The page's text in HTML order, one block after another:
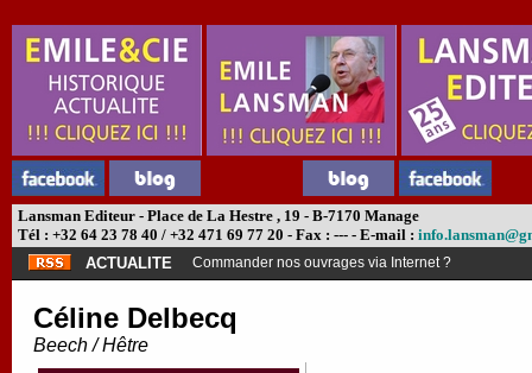
Lansman Editeur - Place de La Hestre , 19 - B-7170 Manage
Tél : +32 64 23 78 40 / +32 471 69 77 20 - Fax : --- - E-mail :
ACTUALITE
Commander nos ouvrages via Internet ?
Céline Delbecq
Beech / Hêtre